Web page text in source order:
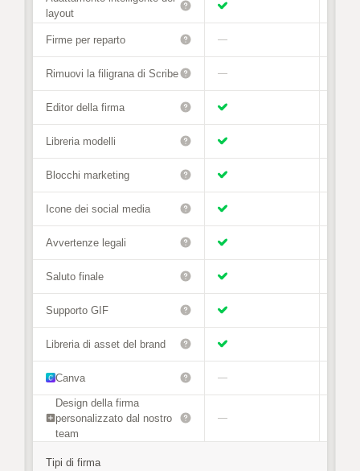
layout
Firme per reparto —
Rimuovi la filigrana di Scribe —
Editor della firma
Libreria modelli
Blocchi marketing
Icone dei social media
Avvertenze legali
Saluto finale
Supporto GIF
Libreria di asset del brand
Canva —
Design della firma
personalizzato dal nostro
team
—
Tipi di firma